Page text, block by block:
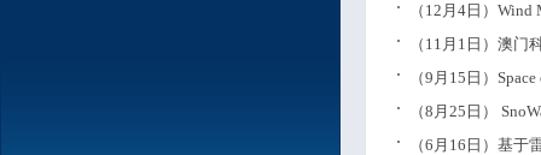
（12月4日）Wind
（11月1日）澳
（9月15日）
（8月25日）
（6月16日）基